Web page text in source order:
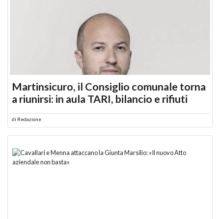
Martinsicuro, il Consiglio comunale torna
a riunirsi: in aula TARI, bilancio e rifiuti
di Redazione